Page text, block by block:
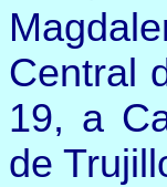
Central
19, a
de